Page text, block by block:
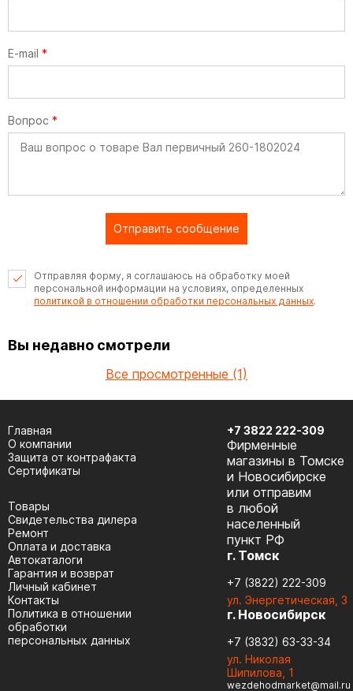
E-mail *
Вопрос *
Отправить сообщение
Отправляя форму, я соглашаюсь на обработку моей
персональной информации на условиях, определенных
политикой в отношении обработки персональных данных.
Вы недавно смотрели
Все просмотренные (1)
Главная
О компании
Защита от контрафакта
Сертификаты
Товары
Cвидетельства дилера
Ремонт
Оплата и доставка
Автокаталоги
Гарантия и возврат
Личный кабинет
Контакты
Политика в отношении
обработки
персональных данных
+7 3822 222-309
Фирменные
магазины в Томске
и Новосибирске
или отправим
в любой
населенный
пункт РФ
г. Томск
+7 (3822) 222-309
ул. Энергетическая, 3
г. Новосибирск
+7 (3832) 63-33-34
ул. Николая
Шипилова, 1
wezdehodmarket@mail.ru